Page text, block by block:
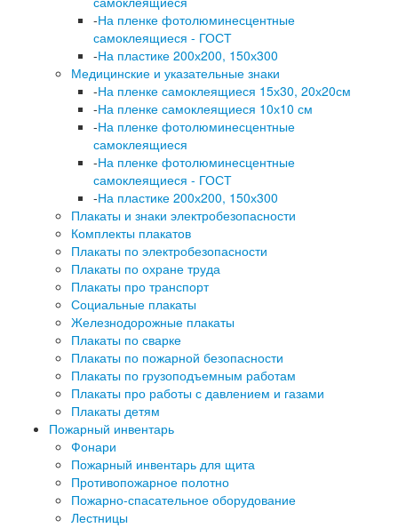
-На пленке фотолюминесцентные
самоклеящиеся - ГОСТ
-На пластике 200х200, 150х300
Медицинские и указательные знаки
-На пленке самоклеящиеся 15х30, 20х20см
-На пленке самоклеящиеся 10х10 см
-На пленке фотолюминесцентные
самоклеящиеся
-На пленке фотолюминесцентные
самоклеящиеся - ГОСТ
-На пластике 200х200, 150х300
Плакаты и знаки электробезопасности
Комплекты плакатов
Плакаты по электробезопасности
Плакаты по охране труда
Плакаты про транспорт
Социальные плакаты
Железнодорожные плакаты
Плакаты по сварке
Плакаты по пожарной безопасности
Плакаты по грузоподъемным работам
Плакаты про работы с давлением и газами
Плакаты детям
Пожарный инвентарь
Фонари
Пожарный инвентарь для щита
Противопожарное полотно
Пожарно-спасательное оборудование
Лестницы